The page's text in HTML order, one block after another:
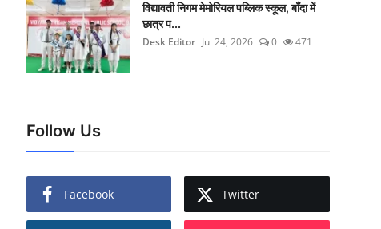
विद्यावती निगम मेमोरियल पब्लिक स्कूल, बाँदा में
छात्र प...
Desk Editor Jul 24, 2026 0 471
Follow Us
Facebook Twitter